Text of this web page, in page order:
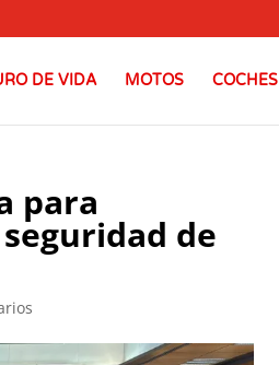
DE VIDA MOTOS COCHES
para
de